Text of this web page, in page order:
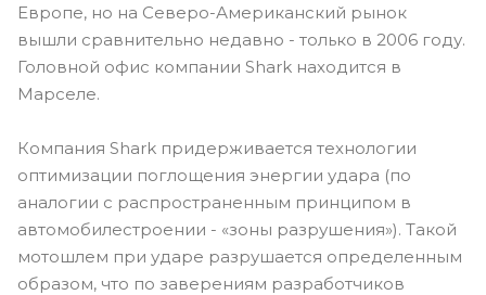
Европе, но на Северо-Американский рынок
вышли сравнительно недавно - только в 2006 году.
Головной офис компании Shark находится в
Марселе.
Компания Shark придерживается технологии
оптимизации поглощения энергии удара (по
аналогии с распространенным принципом в
автомобилестроении - «зоны разрушения»). Такой
мотошлем при ударе разрушается определенным
образом, что по заверениям разработчиков